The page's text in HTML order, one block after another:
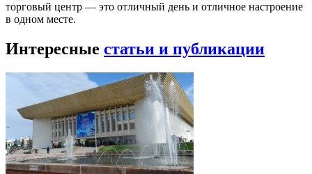
торговый центр — это отличный день и отличное настроение
в одном месте.
Интересные статьи и публикации